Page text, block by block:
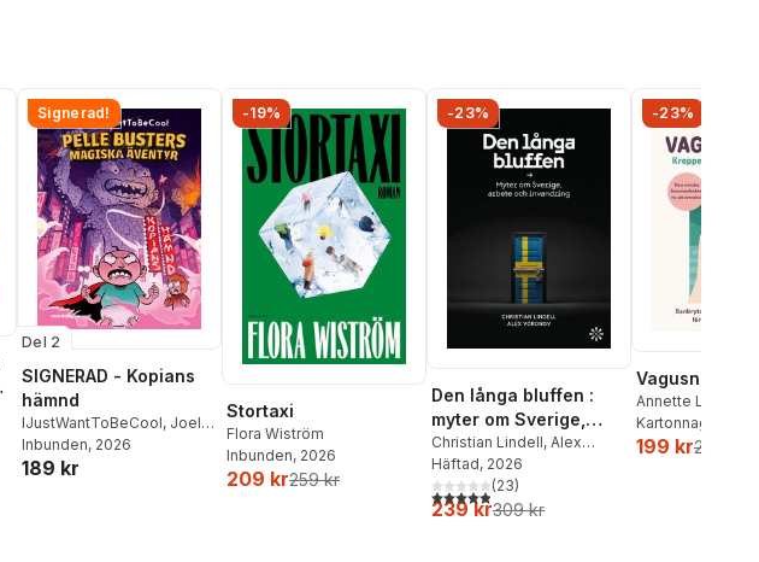
Signerad!
Del 2
SIGNERAD - Kopians
hämnd
IJustWantToBeCool, Joel
Adolphson,Emil Ejdemo
Beer ,Victor Beer
Inbunden, 2026
189 kr
-19%
Stortaxi
Flora Wiström
Inbunden, 2026
209 kr259 kr
-23%
Den långa bluffen :
myter om Sverige,
arbete och invandring
Christian Lindell, Alex
Voronov
Häftad, 2026
4,9utav 5 stjärnor. Totalt antal röster:
(23)
239 kr309 kr
-23%
Vagusnerven
Annette Løno
Kartonnage
199 kr259 kr